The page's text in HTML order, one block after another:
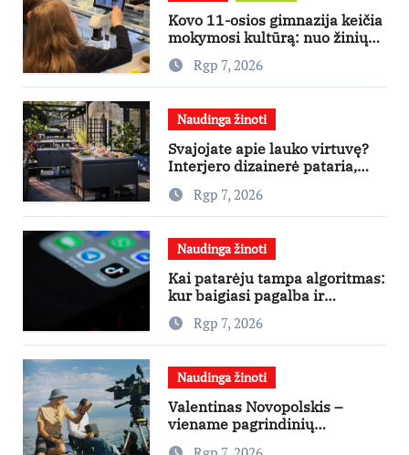
Kovo 11-osios gimnazija keičia
mokymosi kultūrą: nuo žinių
kaupimo – prie jų supratimo ir
taikymo
Rgp 7, 2026
Naudinga žinoti
Svajojate apie lauko virtuvę?
Interjero dizainerė pataria,
nuo ko pradėti
Rgp 7, 2026
Naudinga žinoti
Kai patarėju tampa algoritmas:
kur baigiasi pagalba ir
prasideda reklama?
Rgp 7, 2026
Naudinga žinoti
Valentinas Novopolskis –
viename pagrindinių
vaidmenų penkių šalių filme